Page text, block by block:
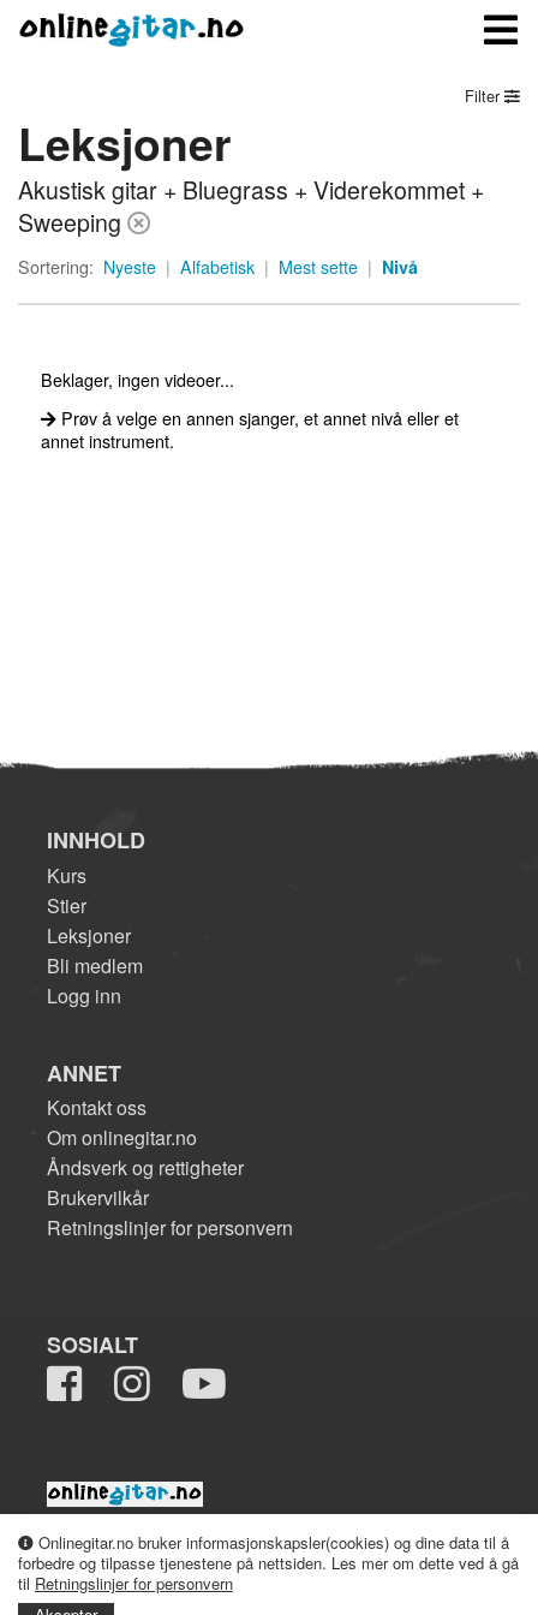
Meny
Logg inn
Bli medlem
Om onlinegitar.no
Filter
Leksjoner
Akustisk gitar + Bluegrass + Viderekommet +
Sweeping
Sortering: Nyeste | Alfabetisk | Mest sette | Nivå
Beklager, ingen videoer...
Prøv å velge en annen sjanger, et annet nivå eller et
annet instrument.
Onlinegitar.no bruker informasjonskapsler(cookies) og dine data til å
forbedre og tilpasse tjenestene på nettsiden. Les mer om dette ved å gå
til Retningslinjer for personvern
INNHOLD
Kurs
Stier
Leksjoner
Bli medlem
Logg inn
ANNET
Kontakt oss
Om onlinegitar.no
Åndsverk og rettigheter
Brukervilkår
Retningslinjer for personvern
SOSIALT
2008-2026 onlinegitar.no